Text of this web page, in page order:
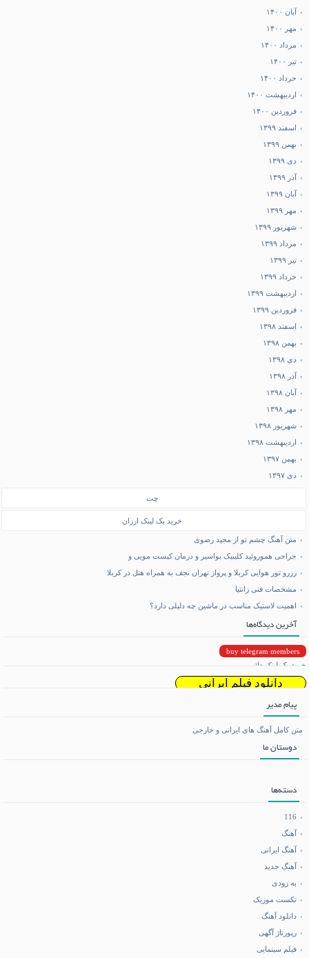
آبان ۱۴۰۰
مهر ۱۴۰۰
مرداد ۱۴۰۰
تیر ۱۴۰۰
خرداد ۱۴۰۰
اردیبهشت ۱۴۰۰
فروردین ۱۴۰۰
اسفند ۱۳۹۹
بهمن ۱۳۹۹
دی ۱۳۹۹
آذر ۱۳۹۹
آبان ۱۳۹۹
مهر ۱۳۹۹
شهریور ۱۳۹۹
مرداد ۱۳۹۹
تیر ۱۳۹۹
خرداد ۱۳۹۹
اردیبهشت ۱۳۹۹
فروردین ۱۳۹۹
اسفند ۱۳۹۸
بهمن ۱۳۹۸
دی ۱۳۹۸
آذر ۱۳۹۸
آبان ۱۳۹۸
مهر ۱۳۹۸
شهریور ۱۳۹۸
اردیبهشت ۱۳۹۸
بهمن ۱۳۹۷
دی ۱۳۹۷
چت
خرید بک لینک ارزان
متن آهنگ چشم تو از مجید رضوی
جراحی هموروئید کلینیک بواسیر و درمان کیست مویی و
رزرو تور هوایی کربلا و پرواز تهران نجف به همراه هتل در کربلا
مشخصات فنی زانتیا
اهمیت لاستیک مناسب در ماشین چه دلیلی دارد؟
آخرین دیدگاه‌ها
buy telegram members
خرید بک لینک دائمی
دانلود فیلم ایرانی
دانلود ریمیکس
تماشای آنلاین فیلم و سریال
می بی نیم
فروشگاه تجهیزات کوهنوردی
آموزش هاستینگ و سرور
خرید کالا
خرید BCAA
پیام مدیر
متن کامل آهنگ های ایرانی و خارجی
دوستان ما
دسته‌ها
116
آهنگ
آهنگ ایرانی
آهنگ جدید
به زودی
تکست موزیک
دانلود آهنگ
رپورتاژ آگهی
فیلم سینمایی